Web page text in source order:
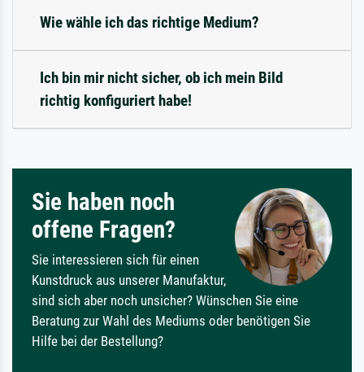
Wie wähle ich das richtige Medium?
Ich bin mir nicht sicher, ob ich mein Bild
richtig konfiguriert habe!
Sie haben noch
offene Fragen?
Sie interessieren sich für einen
Kunstdruck aus unserer Manufaktur,
sind sich aber noch unsicher? Wünschen Sie eine
Beratung zur Wahl des Mediums oder benötigen Sie
Hilfe bei der Bestellung?